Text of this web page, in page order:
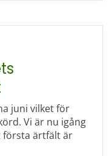
juni vilket för
Vi är nu igång
första ärtfält är